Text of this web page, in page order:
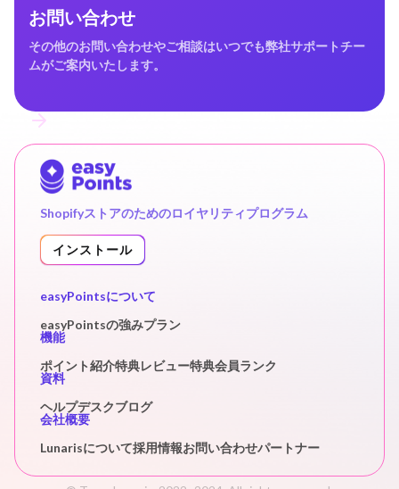
お問い合わせ
その他のお問い合わせやご相談はいつでも弊社サポートチー
ムがご案内いたします。
Shopifyストアのためのロイヤリティプログラム
インストール
easyPointsについて
easyPointsの強みプラン
機能
ポイント紹介特典レビュー特典会員ランク
資料
ヘルプデスクブログ
会社概要
Lunarisについて採用情報お問い合わせパートナー